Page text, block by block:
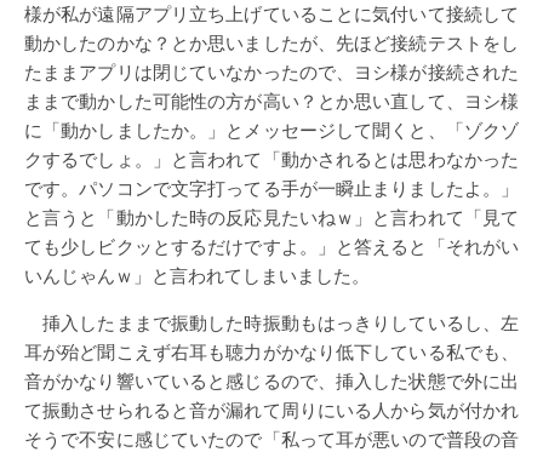
様が私が遠隔アプリ立ち上げていることに気付いて接続して
動かしたのかな？とか思いましたが、先ほど接続テストをし
たままアプリは閉じていなかったので、ヨシ様が接続された
ままで動かした可能性の方が高い？とか思い直して、ヨシ様
に「動かしましたか。」とメッセージして聞くと、「ゾクゾ
クするでしょ。」と言われて「動かされるとは思わなかった
です。パソコンで文字打ってる手が一瞬止まりましたよ。」
と言うと「動かした時の反応見たいねｗ」と言われて「見て
ても少しビクッとするだけですよ。」と答えると「それがい
いんじゃんｗ」と言われてしまいました。
挿入したままで振動した時振動もはっきりしているし、左
耳が殆ど聞こえず右耳も聴力がかなり低下している私でも、
音がかなり響いていると感じるので、挿入した状態で外に出
て振動させられると音が漏れて周りにいる人から気が付かれ
そうで不安に感じていたので「私って耳が悪いので普段の音